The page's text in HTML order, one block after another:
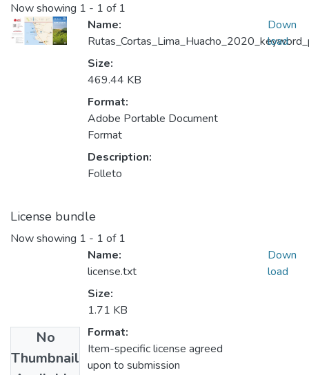
Now showing 1 - 1 of 1
Name:
Size:
469.44 KB
Format:
Adobe Portable Document
Format
Description:
Folleto
Down
load
License bundle
Now showing 1 - 1 of 1
No
Thumbnail
Name:
license.txt
Size:
1.71 KB
Format:
Item-specific license agreed
upon to submission
Down
load